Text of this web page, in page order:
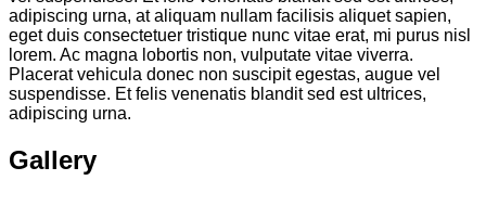
adipiscing urna, at aliquam nullam facilisis aliquet sapien,
eget duis consectetuer tristique nunc vitae erat, mi purus nisl
lorem. Ac magna lobortis non, vulputate vitae viverra.
Placerat vehicula donec non suscipit egestas, augue vel
suspendisse. Et felis venenatis blandit sed est ultrices,
adipiscing urna.
Gallery